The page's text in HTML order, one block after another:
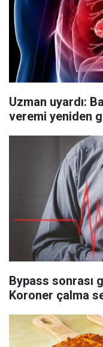
Uzman uyardı:
veremi yeniden
Bypass sonrası
Koroner çalma